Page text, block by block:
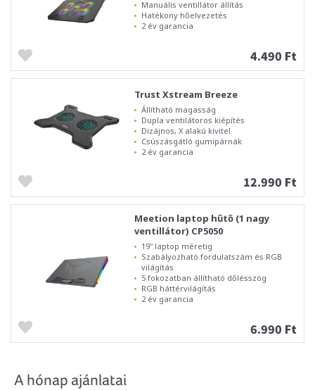
Manuális ventillátor állítás
Hatékony hőelvezetés
2 év garancia
4.490 Ft
Trust Xstream Breeze
Állítható magasság
Dupla ventilátoros kiépítés
Dizájnos, X alakú kivitel
Csúszásgátló gumipárnák
2 év garancia
12.990 Ft
Meetion laptop hűtő (1 nagy
ventillátor) CP5050
19" laptop méretig
Szabályozható fordulatszám és RGB
világítás
5 fokozatban állítható dőlésszög
RGB háttérvilágítás
2 év garancia
6.990 Ft
A hónap ajánlatai